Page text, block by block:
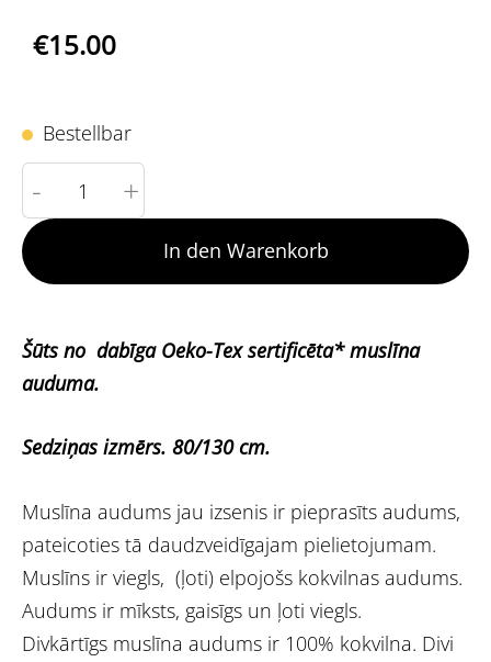
€15.00
Bestellbar
- +
In den Warenkorb
Šūts no dabīga Oeko-Tex sertificēta* muslīna
auduma.
Sedziņas izmērs. 80/130 cm.
Muslīna audums jau izsenis ir pieprasīts audums,
pateicoties tā daudzveidīgajam pielietojumam.
Muslīns ir viegls, (ļoti) elpojošs kokvilnas audums.
Audums ir mīksts, gaisīgs un ļoti viegls.
Divkārtīgs muslīna audums ir 100% kokvilna. Divi